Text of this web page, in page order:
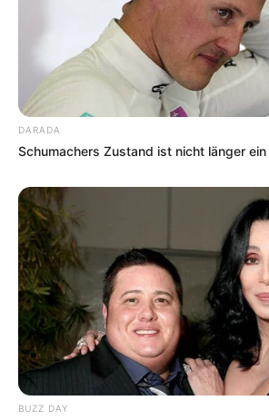
DARADA
Schumachers Zustand ist nicht länger ein
BUZZ DAY